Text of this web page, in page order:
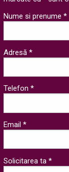
Nume si prenume *
Adresă *
Telefon *
Email *
Solicitarea ta *